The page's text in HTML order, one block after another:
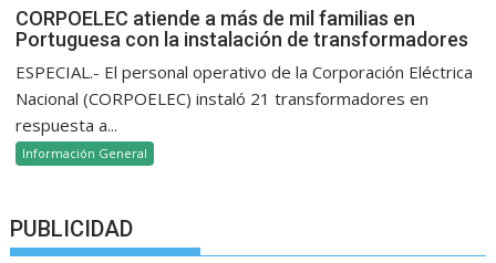
CORPOELEC atiende a más de mil familias en
Portuguesa con la instalación de transformadores
ESPECIAL.- El personal operativo de la Corporación Eléctrica
Nacional (CORPOELEC) instaló 21 transformadores en
respuesta a...
Información General
PUBLICIDAD